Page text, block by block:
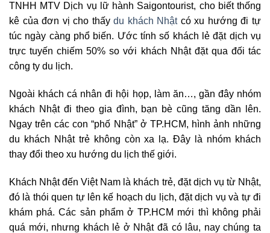
TNHH MTV Dịch vụ lữ hành Saigontourist, cho biết thống
kê của đơn vị cho thấydu khách Nhậtcó xu hướng đi tự
túc ngày càng phổ biến. Ước tính số khách lẻ đặt dịch vụ
trực tuyến chiếm 50% so với khách Nhật đặt qua đối tác
công ty du lịch.
Ngoài khách cá nhân đi hội họp, làm ăn…, gần đây nhóm
khách Nhật đi theo gia đình, bạn bè cũng tăng dần lên.
Ngay trên các con “phố Nhật” ở TP.HCM, hình ảnh những
du khách Nhật trẻ không còn xa lạ. Đây là nhóm khách
thay đổi theo xu hướng du lịch thế giới.
Khách Nhật đến Việt Nam là khách trẻ, đặt dịch vụ từ Nhật,
đó là thói quen tự lên kế hoạch du lịch, đặt dịch vụ và tự đi
khám phá. Các sản phẩm ở TP.HCM mới thì không phải
quá mới, nhưng khách lẻ ở Nhật đã có lâu, nay chúng ta